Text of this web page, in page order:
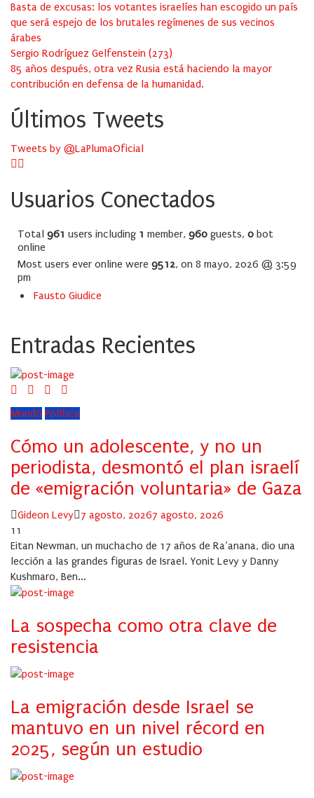
Basta de excusas: los votantes israelíes han escogido un país
que será espejo de los brutales regímenes de sus vecinos
árabes
Sergio Rodríguez Gelfenstein (273)
85 años después, otra vez Rusia está haciendo la mayor
contribución en defensa de la humanidad.
Últimos Tweets
Tweets by @LaPlumaOficial
Usuarios Conectados
Total 961 users including 1 member, 960 guests, 0 bot
online
Most users ever online were 9512, on 8 mayo, 2026 @ 3:59
pm
Fausto Giudice
Entradas Recientes
Mundo Política
Cómo un adolescente, y no un
periodista, desmontó el plan israelí
de «emigración voluntaria» de Gaza
Author
Gideon Levy
Posted
7 agosto, 20267 agosto, 2026
11
Eitan Newman, un muchacho de 17 años de Ra’anana, dio una
lección a las grandes figuras de Israel. Yonit Levy y Danny
Kushmaro, Ben...
La sospecha como otra clave de
resistencia
La emigración desde Israel se
mantuvo en un nivel récord en
2025, según un estudio